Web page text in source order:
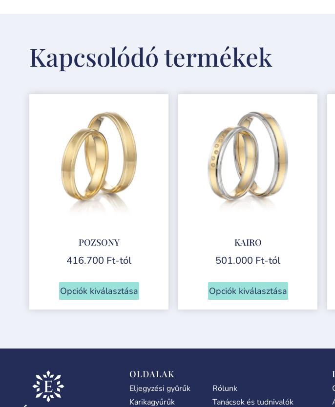
Kapcsolódó termékek
POZSONY
416.700 Ft-tól
Opciók kiválasztása
KAIRO
501.000 Ft-tól
Opciók kiválasztása
OLDALAK
Eljegyzési gyűrűk
Karikagyűrűk
Rólunk
Tanácsok és tudnivalók